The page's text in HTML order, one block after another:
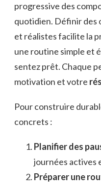
progressive des
quotidien. Définir des
et réalistes facilite la
une routine simple et
sentez prêt. Chaque
motivation et votre
Pour construire
concrets :
Planifier des
journées actives
Préparer une